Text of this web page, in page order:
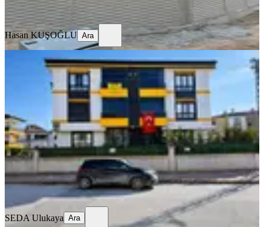
Ara
Hasan KUŞOĞLU Ara
YÜK. TAVAN
Sahibinden 3,5+1 Kızartma Mutfaklı
Komisyon Masrafsız Lüks Daire
Konya, Selçuklu
3.5+1·175 m² · 2. Kat·03.07.2026
7.300.000 ₺
SEDA Ulukaya
SEDA Ulukaya Ara